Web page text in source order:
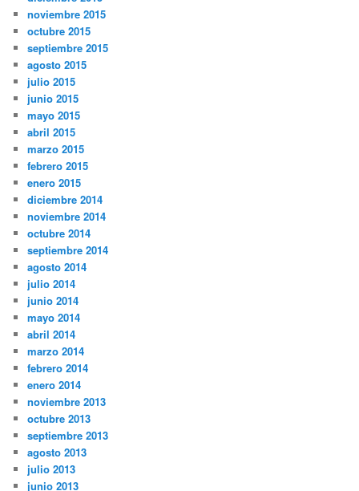
noviembre 2015
octubre 2015
septiembre 2015
agosto 2015
julio 2015
junio 2015
mayo 2015
abril 2015
marzo 2015
febrero 2015
enero 2015
diciembre 2014
noviembre 2014
octubre 2014
septiembre 2014
agosto 2014
julio 2014
junio 2014
mayo 2014
abril 2014
marzo 2014
febrero 2014
enero 2014
noviembre 2013
octubre 2013
septiembre 2013
agosto 2013
julio 2013
junio 2013